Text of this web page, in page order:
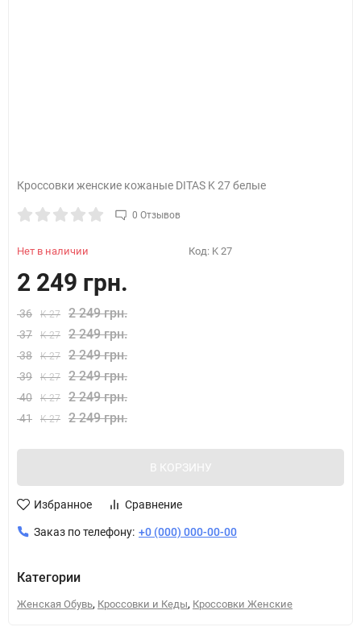
Кроссовки женские кожаные DITAS K 27 белые
0 Отзывов
Нет в наличии Код: K 27
2 249 грн.
36 K 27 2 249 грн.
37 K 27 2 249 грн.
38 K 27 2 249 грн.
39 K 27 2 249 грн.
40 K 27 2 249 грн.
41 K 27 2 249 грн.
В КОРЗИНУ
Избранное Сравнение
Заказ по телефону: +0 (000) 000-00-00
Категории
Женская Обувь, Кроссовки и Кеды, Кроссовки Женские